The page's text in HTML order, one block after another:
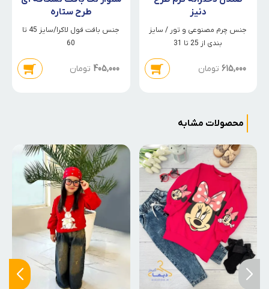
دنیز
جنس چرم مصنوعی و تور / سایز
بندی از 25 تا 31
615,000 تومان
طرح ستاره
جنس بافت فول لاکرا/سایز 45 تا
60
405,000 تومان
محصولات مشابه